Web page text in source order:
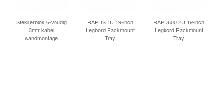
Stekkerblok 6-voudig
3mtr kabel
wandmontage
RAPDS 1U 19-inch
Legbord Rackmount
Tray
RAPD600 2U 19-inch
Legbord Rackmount
Tray